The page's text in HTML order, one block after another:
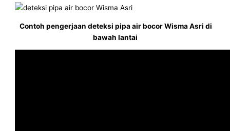
Contoh pengerjaan deteksi pipa air bocor Wisma Asri di
bawah lantai